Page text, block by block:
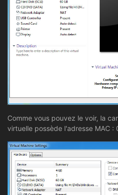
Comme vous pouvez le voir, la
virtuelle possède l'adresse MAC :